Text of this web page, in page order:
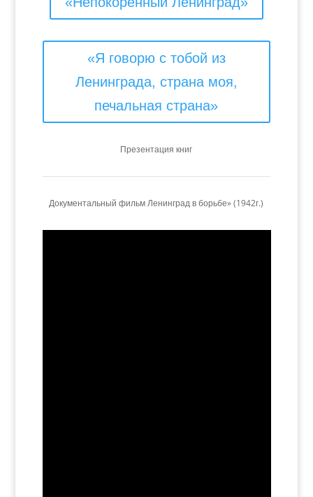
«Я говорю с тобой из
Ленинграда, страна моя,
печальная страна»
Презентация книг
Документальный фильм Ленинград в борьбе» (1942г.)